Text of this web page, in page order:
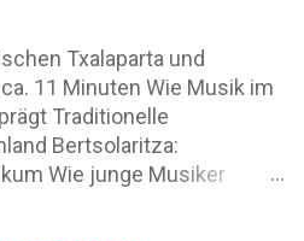
Txalaparta und
11 Minuten Wie Musik im
Traditionelle
Bertsolaritza:
Wie junge Musiker